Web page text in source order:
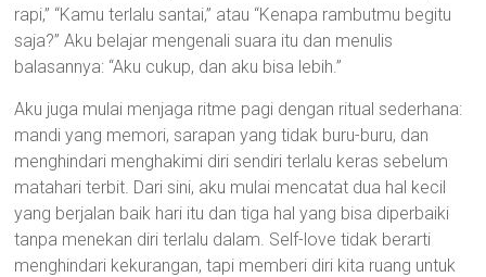
rapi,” “Kamu terlalu santai,” atau “Kenapa rambutmu begitu
saja?” Aku belajar mengenali suara itu dan menulis
balasannya: “Aku cukup, dan aku bisa lebih.”
Aku juga mulai menjaga ritme pagi dengan ritual sederhana:
mandi yang memori, sarapan yang tidak buru-buru, dan
menghindari menghakimi diri sendiri terlalu keras sebelum
matahari terbit. Dari sini, aku mulai mencatat dua hal kecil
yang berjalan baik hari itu dan tiga hal yang bisa diperbaiki
tanpa menekan diri terlalu dalam. Self-love tidak berarti
menghindari kekurangan, tapi memberi diri kita ruang untuk